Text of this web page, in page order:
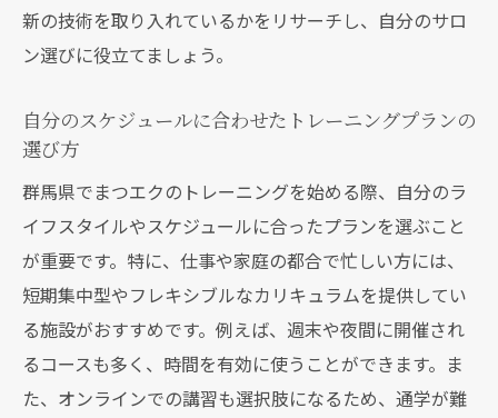
新の技術を取り入れているかをリサーチし、自分のサロ
ン選びに役立てましょう。
自分のスケジュールに合わせたトレーニングプランの
選び方
群馬県でまつエクのトレーニングを始める際、自分のラ
イフスタイルやスケジュールに合ったプランを選ぶこと
が重要です。特に、仕事や家庭の都合で忙しい方には、
短期集中型やフレキシブルなカリキュラムを提供してい
る施設がおすすめです。例えば、週末や夜間に開催され
るコースも多く、時間を有効に使うことができます。ま
た、オンラインでの講習も選択肢になるため、通学が難